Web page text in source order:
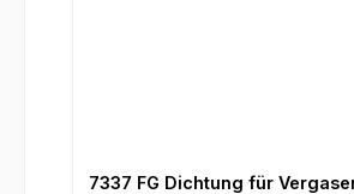
7337 FG Dichtung für